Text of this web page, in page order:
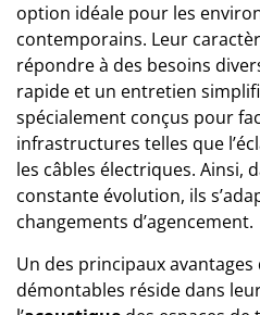
option idéale pour les
contemporains. Leur
répondre à des besoins
rapide et un entretien
spécialement conçus pour
infrastructures telles que
les câbles électriques. Ainsi,
constante évolution, ils
changements d’agencement.
Un des principaux avantages
démontables réside dans